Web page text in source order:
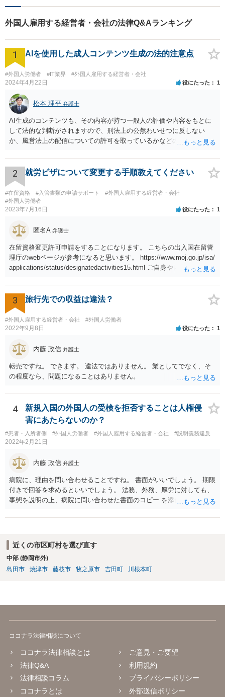
らゆる問題に真摯に向き合っ
てまいります。【駐車場あ
り】
外国人雇用する経営者・会社の法律Q&Aランキング
1 AIを使用した成人コンテンツ生成の法的注意点
#外国人労働者 #IT業界 #外国人雇用する経営者・会社
2024年4月22日 役にたった 1
松本 理平 弁護士
AI生成のコンテンツも、その内容が持つ一般人の評価や内容をもとに
して法的な判断がされますので、刑法上の公然わいせつに反しない
か、風営法上の配信についての許可を取っているかなどの検討が必要
うかの問題も生じます。
2 就労ビザについて変更する手順教えてください
#在留資格 #入管書類の申請サポート
#外国人雇用する経営者・会社
#外国人労働者
2023年7月16日 役にたった 1
匿名A 弁護士
在留資格変更許可申請をすることになります。 こちらの出入国在留管
理庁のwebページが参考になると思います。 https://www.moj.go.jp/isa/
applications/status/designatedactivities15.html ご自身や内定先企業で
いる弁護士や行政書士に相談されるのが良いです。
3 旅行先での収益は違法？
#外国人雇用する経営者・会社 #外国人労働者
2022年9月8日 役にたった 1
内藤 政信 弁護士
転売ですね。 できます。 違法ではありません。 業としてでなく、そ
の程度なら、問題になることはありません。
4
新規入国の外国人の受検を拒否することは人権侵
害にあたらないのか？
#患者・入所者側 #外国人労働者 #外国人雇用する経営者・会社 #説明義務違反
2022年2月21日
内藤 政信 弁護士
病院に、理由を問い合わせることですね。 書面がいいでしょう。 期限
付きで回答を求めるといいでしょう。 法務、外務、厚労に対しても、
事態を説明の上、病院に問い合わせた書面のコピー を添付して送付
近くの市区町村を選び直す
中部 (静岡市外)
島田市
焼津市 藤枝市 牧之原市 吉田町 川根本町
ココナラ法律相談について
ココナラ法律相談とは
法律Q&A
法律相談コラム
ココナラとは
ご意見・ご要望
利用規約
プライバシーポリシー
外部送信ポリシー